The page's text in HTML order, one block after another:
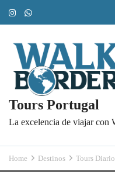
Skip
to
content
(Press
Enter)
Tours Portugal
La excelencia de viajar con
Home Destinos Tours